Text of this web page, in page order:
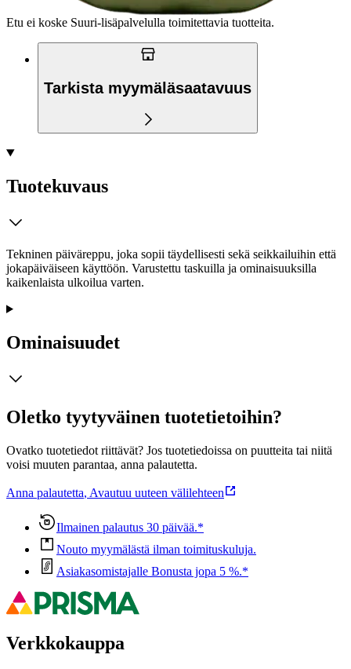
Etu ei koske Suuri‑lisäpalvelulla toimitettavia tuotteita.
Tarkista myymäläsaatavuus
Tuotekuvaus
Tekninen päiväreppu, joka sopii täydellisesti sekä seikkailuihin että
jokapäiväiseen käyttöön. Varustettu taskuilla ja ominaisuuksilla
kaikenlaista ulkoilua varten.
Ominaisuudet
Oletko tyytyväinen tuotetietoihin?
Ovatko tuotetiedot riittävät? Jos tuotetiedoissa on puutteita tai niitä
voisi muuten parantaa, anna palautetta.
Anna palautetta, Avautuu uuteen välilehteen
Ilmainen palautus 30 päivää.*
Nouto myymälästä ilman toimituskuluja.
Asiakasomistajalle Bonusta jopa 5 %.*
Verkkokauppa